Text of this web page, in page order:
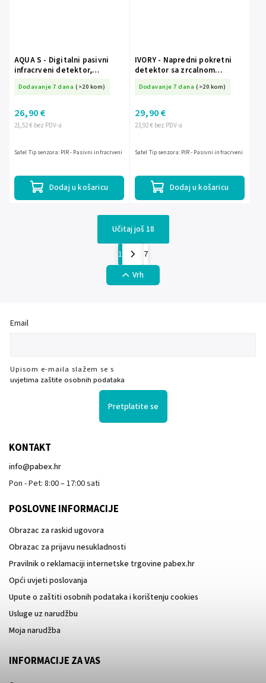
AQUA S - Digitalni pasivni
infracrveni detektor,
Dodavanje 7 dana (>20 kom)
21,52 € bez PDV-a
26,90 €
Dodaj u košaricu
Satel Tip senzora: PIR - Pasivni infracrveni
IVORY - Napredni pokretni
detektor sa zrcalnom
Dodavanje 7 dana (>20 kom)
23,92 € bez PDV-a
29,90 €
Dodaj u košaricu
Satel Tip senzora: PIR - Pasivni infracrveni
Učitaj još 18
1
7
Vrh
Email
Upisom e-maila slažem se s
uvjetima zaštite osobnih podataka
Pretplatite se
KONTAKT
info@pabex.hr
Pon - Pet: 8:00 – 17:00 sati
POSLOVNE INFORMACIJE
Obrazac za raskid ugovora
Obrazac za prijavu nesukladnosti
Pravilnik o reklamaciji internetske trgovine pabex.hr
Opći uvjeti poslovanja
Upute o zaštiti osobnih podataka i korištenju cookies
Usluge uz narudžbu
Moja narudžba
INFORMACIJE ZA VAS